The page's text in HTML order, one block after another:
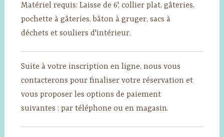
Matériel requis: Laisse de 6', collier plat, gâteries,
pochette à gâteries, bâton à gruger, sacs à
déchets et souliers d'intérieur.
Suite à votre inscription en ligne, nous vous
contacterons pour finaliser votre réservation et
vous proposer les options de paiement
suivantes : par téléphone ou en magasin.